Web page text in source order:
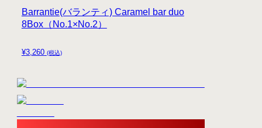
¥3,260 (税込)
Barrantie(バランティ) Caramel bar duo
8Box（No.1×No.2）